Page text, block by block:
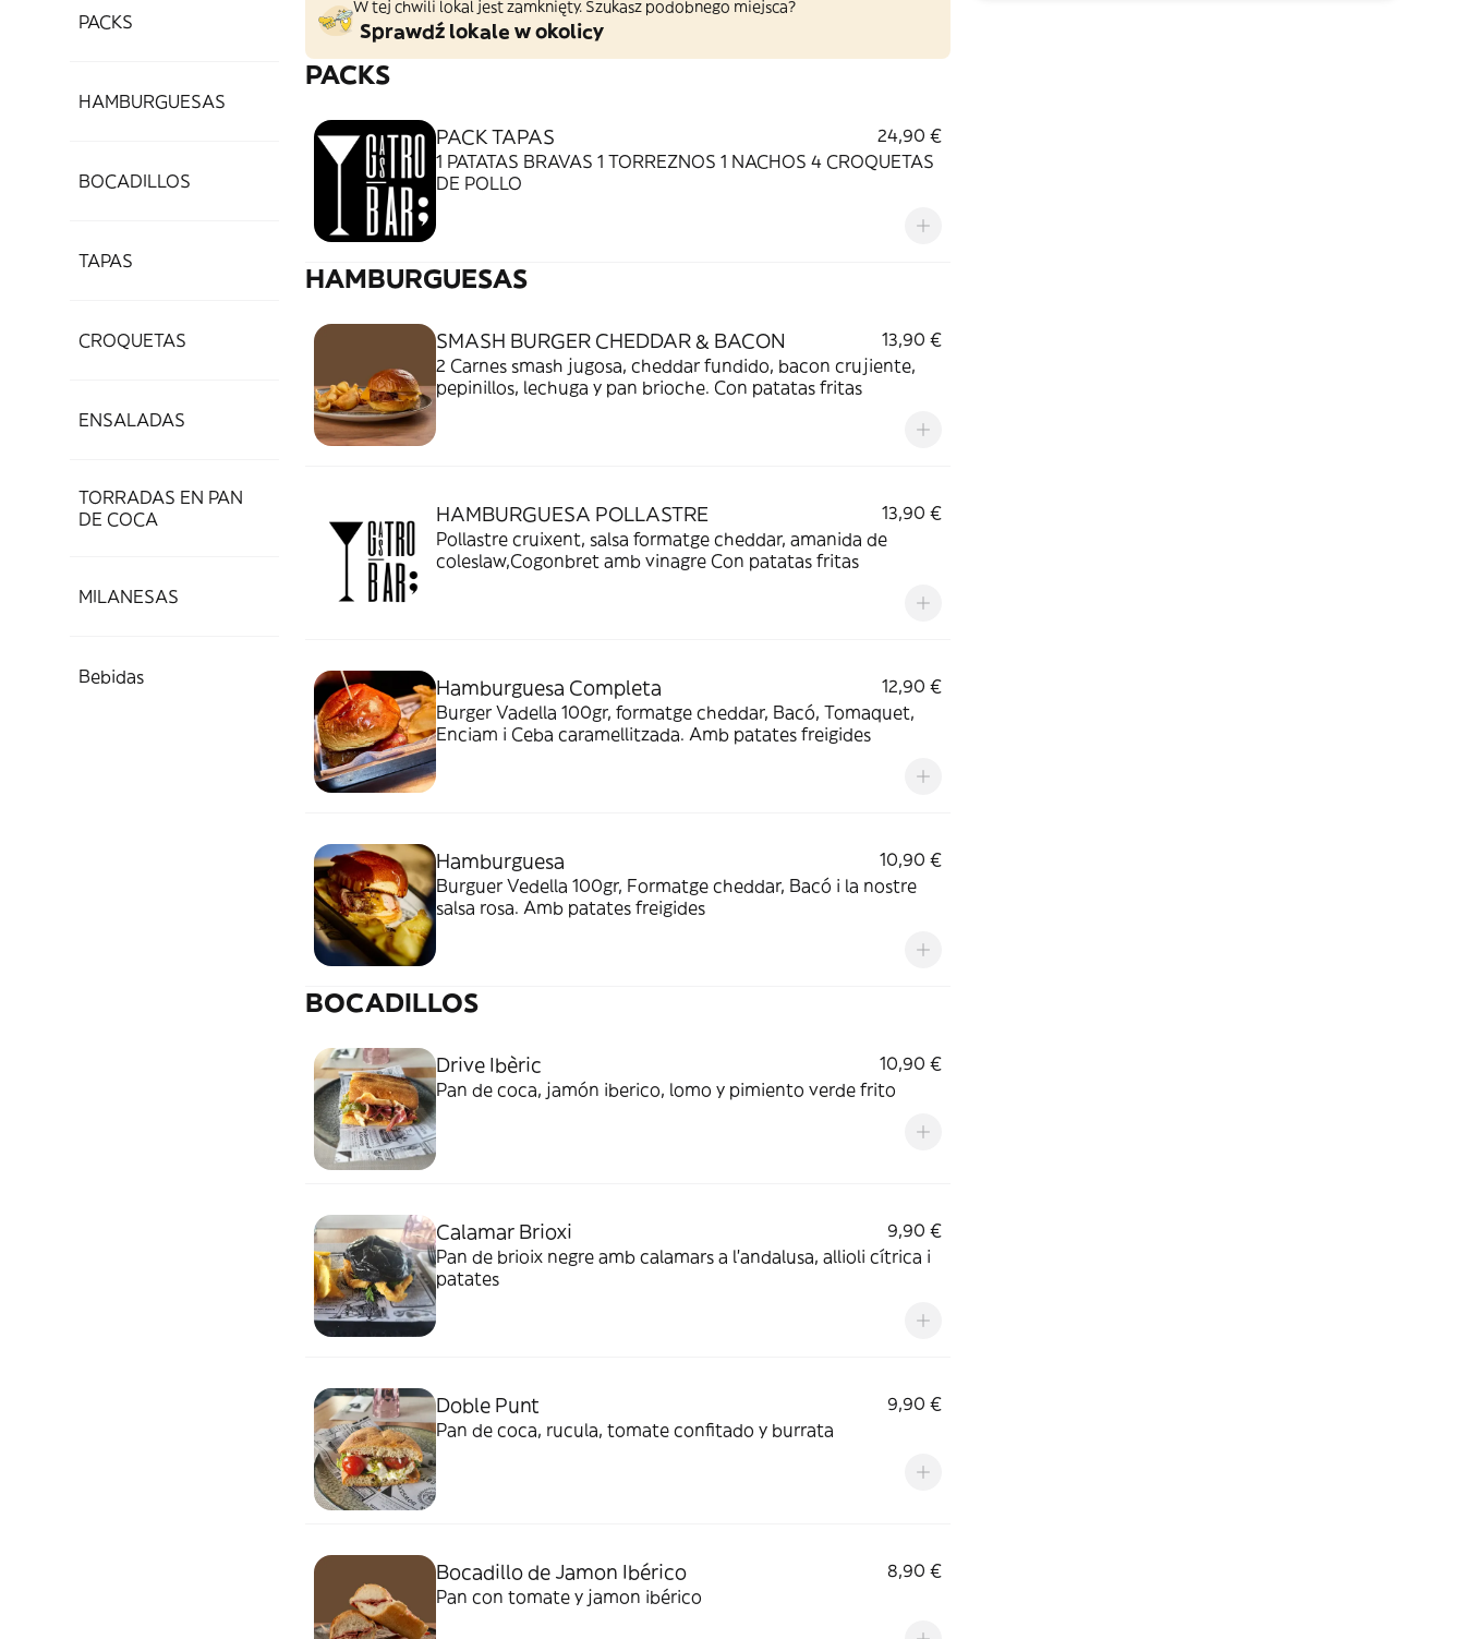
PACKS
HAMBURGUESAS
BOCADILLOS
TAPAS
CROQUETAS
ENSALADAS
TORRADAS EN PAN
DE COCA
MILANESAS
Bebidas
W tej chwili lokal jest zamknięty. Szukasz podobnego miejsca?
Sprawdź lokale w okolicy
PACKS
PACK TAPAS
24,90 €
1 PATATAS BRAVAS 1 TORREZNOS 1 NACHOS 4 CROQUETAS
DE POLLO
HAMBURGUESAS
SMASH BURGER CHEDDAR & BACON
13,90 €
2 Carnes smash jugosa, cheddar fundido, bacon crujiente,
pepinillos, lechuga y pan brioche. Con patatas fritas
HAMBURGUESA POLLASTRE
13,90 €
Pollastre cruixent, salsa formatge cheddar, amanida de
coleslaw,Cogonbret amb vinagre Con patatas fritas
Hamburguesa Completa
12,90 €
Burger Vadella 100gr, formatge cheddar, Bacó, Tomaquet,
Enciam i Ceba caramellitzada. Amb patates freigides
Hamburguesa
10,90 €
Burguer Vedella 100gr, Formatge cheddar, Bacó i la nostre
salsa rosa. Amb patates freigides
BOCADILLOS
Drive Ibèric
10,90 €
Pan de coca, jamón iberico, lomo y pimiento verde frito
Calamar Brioxi
9,90 €
Pan de brioix negre amb calamars a l'andalusa, allioli cítrica i
patates
Doble Punt
9,90 €
Pan de coca, rucula, tomate confitado y burrata
Bocadillo de Jamon Ibérico
8,90 €
Pan con tomate y jamon ibérico